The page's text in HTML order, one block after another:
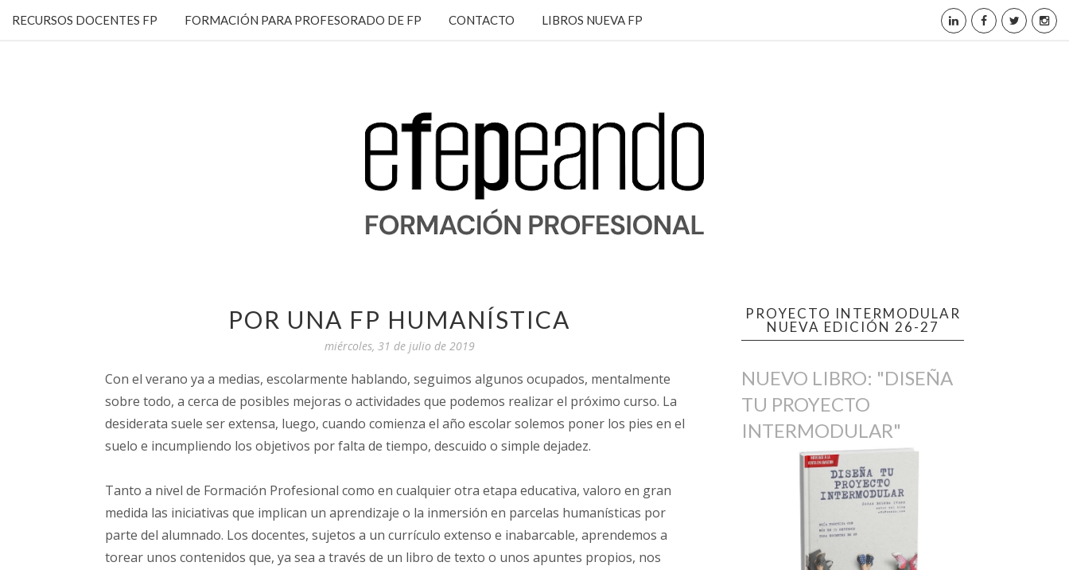
RECURSOS DOCENTES FP FORMACIÓN PARA PROFESORADO DE FP CONTACTO LIBROS NUEVA FP
POR UNA FP HUMANÍSTICA
miércoles, 31 de julio de 2019
Con el verano ya a medias, escolarmente hablando, seguimos algunos ocupados, mentalmente
sobre todo, a cerca de posibles mejoras o actividades que podemos realizar el próximo curso. La
desiderata suele ser extensa, luego, cuando comienza el año escolar solemos poner los pies en el
suelo e incumpliendo los objetivos por falta de tiempo, descuido o simple dejadez.
Tanto a nivel de Formación Profesional como en cualquier otra etapa educativa, valoro en gran
medida las iniciativas que implican un aprendizaje o la inmersión en parcelas humanísticas por
parte del alumnado. Los docentes, sujetos a un currículo extenso e inabarcable, aprendemos a
torear unos contenidos que, ya sea a través de un libro de texto o unos apuntes propios, nos
PROYECTO INTERMODULAR
NUEVA EDICIÓN 26-27
NUEVO LIBRO: "DISEÑA
TU PROYECTO
INTERMODULAR"